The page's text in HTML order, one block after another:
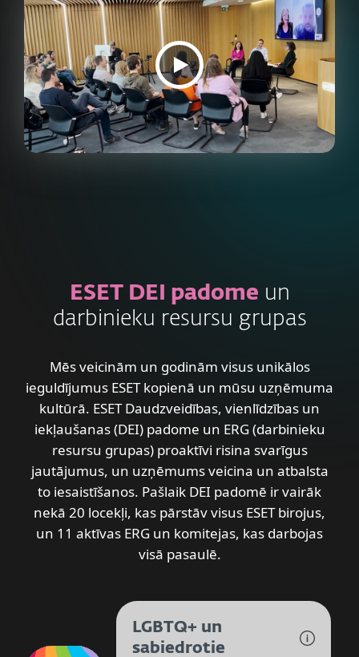
ESET DEI padome un
darbinieku resursu grupas
Mēs veicinām un godinām visus unikālos
ieguldījumus ESET kopienā un mūsu uzņēmuma
kultūrā. ESET Daudzveidības, vienlīdzības un
iekļaušanas (DEI) padome un ERG (darbinieku
resursu grupas) proaktīvi risina svarīgus
jautājumus, un uzņēmums veicina un atbalsta
to iesaistīšanos. Pašlaik DEI padomē ir vairāk
nekā 20 locekļi, kas pārstāv visus ESET birojus,
un 11 aktīvas ERG un komitejas, kas darbojas
visā pasaulē.
LGBTQ+ un
sabiedrotie